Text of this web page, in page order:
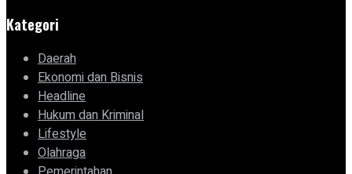
Kategori
Daerah
Ekonomi dan Bisnis
Headline
Hukum dan Kriminal
Lifestyle
Olahraga